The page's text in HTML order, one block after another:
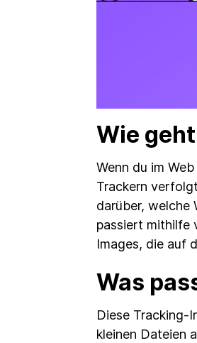
Wie
Wenn du im
Trackern
darüber, welche
passiert mithilfe
Images, die auf
Was
Diese Tracking-
kleinen Dateien